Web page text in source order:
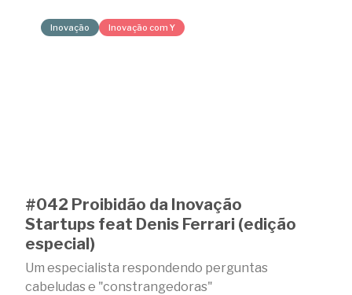
Inovação Inovação com Y
#042 Proibidão da Inovação
Startups feat Denis Ferrari (edição
especial)
Um especialista respondendo perguntas
cabeludas e "constrangedoras"